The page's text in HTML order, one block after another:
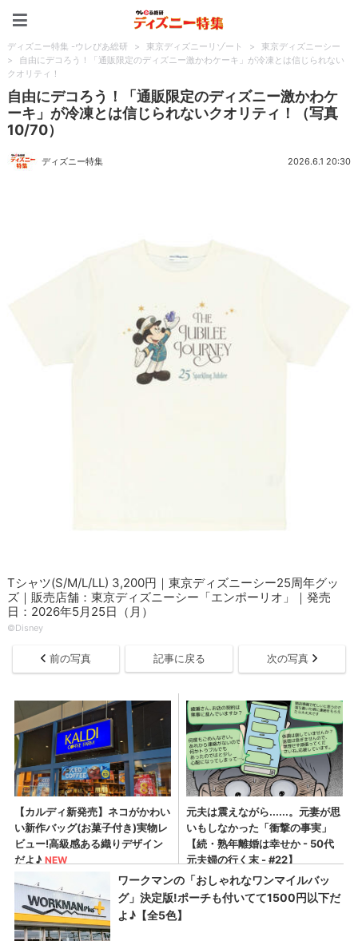
ディズニー特集 -ウレぴあ総研 > 東京ディズニーリゾート >
東京ディズニーシー
>
自由にデコろう！「通販限定のディズニー激かわケーキ」が冷凍とは信じられない
クオリティ！
自由にデコろう！「通販限定のディズニー激かわケ
ーキ」が冷凍とは信じられないクオリティ！（写真
10/70）
ディズニー特集 2026.6.1 20:30
Tシャツ(S/M/L/LL) 3,200円｜東京ディズニーシー25周年グッ
ズ｜販売店舗：東京ディズニーシー「エンポーリオ」｜発売
日：2026年5月25日（月）
©Disney
前の写真 記事に戻る 次の写真